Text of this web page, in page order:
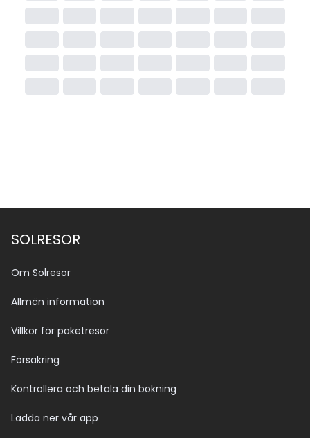
SOLRESOR
Om Solresor
Allmän information
Villkor för paketresor
Försäkring
Kontrollera och betala din bokning
Ladda ner vår app